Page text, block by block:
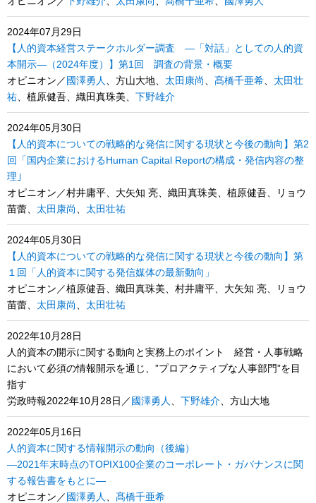
2024年07月29日
【人的資本経営ステークホルダー調査 ―「対話」としての人的資
本開示―（2024年度）】第1回 調査の背景・概要
オピニオン／國澤勇人 、方山大地、 太田康尚 髙橋千亜希
太田壮
祐 、植原健吾、織田真珠美、 下野雄介
2024年05月30日
【人的資本についての戦略的な発信に関する現状と今後の動向】第2
回「国内企業におけるHuman Capital Reportの構成・発信内容の整
理｣
オピニオン／村井庸平、大矢知 亮、織田真珠美、植原健吾、リョウ
苗蕾、 太田康尚 太田壮祐
2024年05月30日
【人的資本についての戦略的な発信に関する現状と今後の動向】第
１回「人的資本に関する発信媒体の最新動向」
オピニオン／植原健吾、織田真珠美、村井庸平、大矢知 亮、リョウ
苗蕾、 太田康尚 太田壮祐
2022年10月28日
人的資本の開示に関する動向と実務上のポイント 経営・人事戦略
において必須の情報開示を通じ、”プロアクティブな人事部門”を目
指す
労政時報2022年10月28日／國澤勇人 下野雄介 、方山大地
2022年05月16日
人的資本に関する情報開示の動向（後編）
―2021年末時点のTOPIX100企業のコーポレート・ガバナンスに関
する報告書をもとに―
オピニオン／國澤勇人 髙橋千亜希